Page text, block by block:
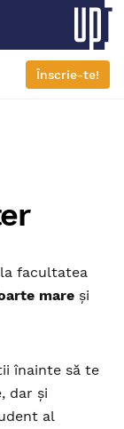
Înscrie-te!
facultatea
mare și
înainte să te
dar și
al